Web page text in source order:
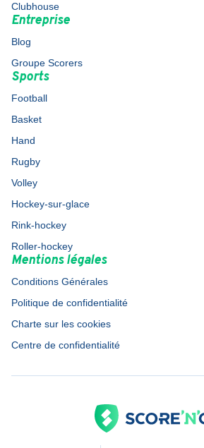
Clubhouse
Entreprise
Blog
Groupe Scorers
Sports
Football
Basket
Hand
Rugby
Volley
Hockey-sur-glace
Rink-hockey
Roller-hockey
Mentions légales
Conditions Générales
Politique de confidentialité
Charte sur les cookies
Centre de confidentialité